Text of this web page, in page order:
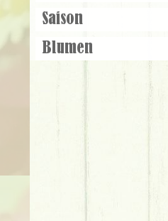
Saison
Blumen